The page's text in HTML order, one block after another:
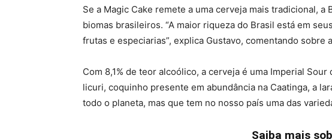
Se a Magic Cake remete a uma cerveja mais tradicional,
biomas brasileiros. “A maior riqueza do Brasil está em
frutas e especiarias”, explica Gustavo, comentando sobre
Com 8,1% de teor alcoólico, a cerveja é uma Imperial
licuri, coquinho presente em abundância na Caatinga, a
todo o planeta, mas que tem no nosso país uma das
Saiba mais